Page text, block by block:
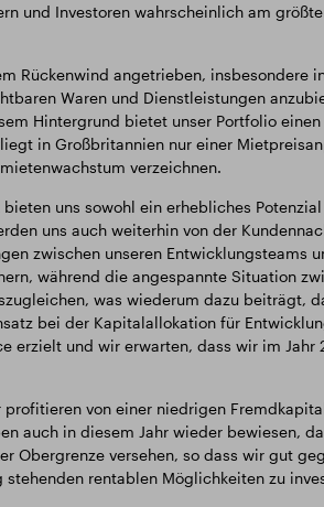
und Investoren wahrscheinlich am
Rückenwind angetrieben, insbesondere
Waren und Dienstleistungen
Hintergrund bietet unser Portfolio
in Großbritannien nur einer
verzeichnen.
uns sowohl ein erhebliches
uns auch weiterhin von der
zwischen unseren Entwicklungsteams
während die angespannte Situation
was wiederum dazu beiträgt,
bei der Kapitalallokation für
erzielt und wir erwarten, dass wir im Jahr
von einer niedrigen
auch in diesem Jahr wieder bewiesen,
Obergrenze versehen, so dass wir gut
rentablen Möglichkeiten zu